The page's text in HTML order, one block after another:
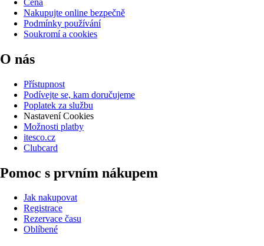
Nakupujte online bezpečně
Podmínky používání
Soukromí a cookies
O nás
Přístupnost
Podívejte se, kam doručujeme
Poplatek za službu
Nastavení Cookies
Možnosti platby
itesco.cz
Clubcard
Pomoc s prvním nákupem
Jak nakupovat
Registrace
Rezervace času
Oblíbené